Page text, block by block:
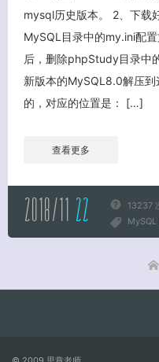
mysql历史版本。 2、下载
MySQL目录中的my.ini配
后，删除phpStudy目录中
新版本的MySQL8.0解压
的，对应的位置是： […]
查看更多
2018/11 22 13237
MySQL